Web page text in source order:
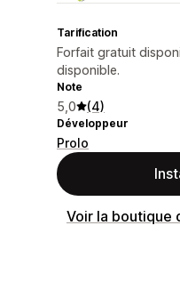
Tarification
Forfait gratuit
disponible.
Note
5,0 (4)
Développeur
Prolo
Voir la boutique